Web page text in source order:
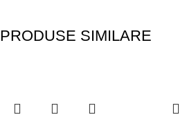
PRODUSE SIMILARE